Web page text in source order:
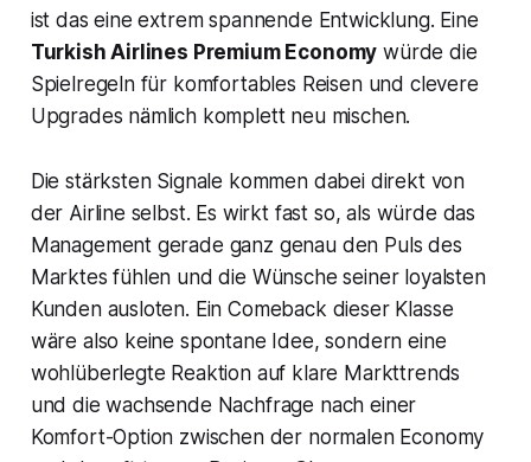
ist das eine extrem spannende Entwicklung. Eine
Turkish Airlines Premium Economy würde die
Spielregeln für komfortables Reisen und clevere
Upgrades nämlich komplett neu mischen.
Die stärksten Signale kommen dabei direkt von
der Airline selbst. Es wirkt fast so, als würde das
Management gerade ganz genau den Puls des
Marktes fühlen und die Wünsche seiner loyalsten
Kunden ausloten. Ein Comeback dieser Klasse
wäre also keine spontane Idee, sondern eine
wohlüberlegte Reaktion auf klare Markttrends
und die wachsende Nachfrage nach einer
Komfort-Option zwischen der normalen Economy